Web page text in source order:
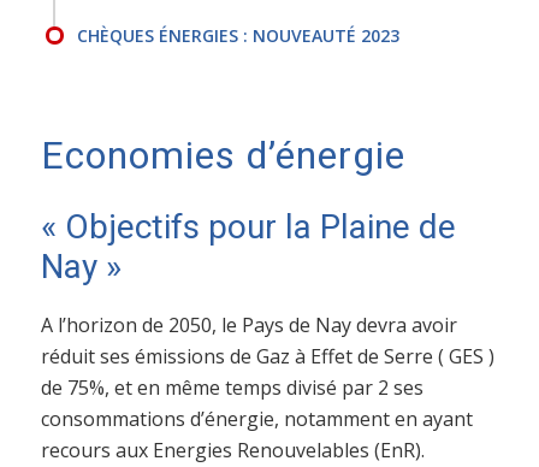
CHÈQUES ÉNERGIES : NOUVEAUTÉ 2023
Economies d’énergie
« Objectifs pour la Plaine de
Nay »
A l’horizon de 2050, le Pays de Nay devra avoir
réduit ses émissions de Gaz à Effet de Serre ( GES )
de 75%, et en même temps divisé par 2 ses
consommations d’énergie, notamment en ayant
recours aux Energies Renouvelables (EnR).